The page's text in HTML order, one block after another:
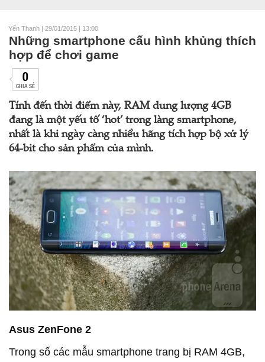
Yến Thanh | 29/01/2015 | 13:00
Những smartphone cấu hình khủng thích
hợp để chơi game
0
CHIA SẺ
Tính đến thời điểm này, RAM dung lượng 4GB
đang là một yếu tố ‘hot’ trong làng smartphone,
nhất là khi ngày càng nhiều hãng tích hợp bộ xử lý
64-bit cho sản phẩm của mình.
Asus ZenFone 2
Trong số các mẫu smartphone trang bị RAM 4GB,